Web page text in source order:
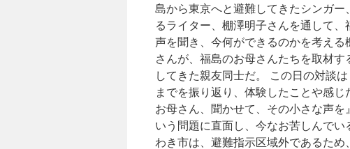
島から東京へと避難してきたシンガ
るライター、棚澤明子さんを通して
声を聞き、今何ができるのかを考え
さんが、福島のお母さんたちを取材
してきた親友同士だ。 この日の対談
までを振り返り、体験したことや感
お母さん、聞かせて、その小さな声
いう問題に直面し、今なお苦しんで
わき市は、避難指示区域外であるた